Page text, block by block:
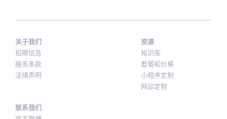
关于我们
招聘信息
服务条款
法律声明
资源
知识库
套餐和价格
小程序定制
网站定制
联系我们